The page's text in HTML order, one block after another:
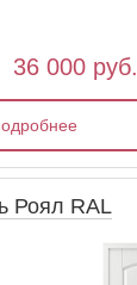
36 000 руб.
Роял RAL